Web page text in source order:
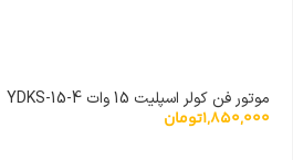
موتور فن کولر اسپلیت 15 وات YDKS-15-4
1,850,000تومان